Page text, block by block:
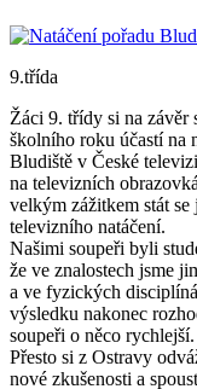
9.třída
Žáci 9. třídy si na závěr
školního roku účastí na
Bludiště v České
na televizních
velkým zážitkem stát
televizního natáčení.
Našimi soupeři byli
že ve znalostech jsme
a ve fyzických
výsledku nakonec
soupeři o něco rychlejší.
Přesto si z Ostravy
nové zkušenosti a